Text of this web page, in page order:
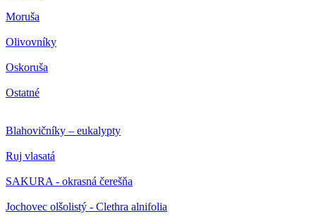
Moruša
Olivovníky
Oskoruša
Ostatné
Blahovičníky – eukalypty
Ruj vlasatá
SAKURA - okrasná čerešňa
Jochovec olšolistý - Clethra alnifolia